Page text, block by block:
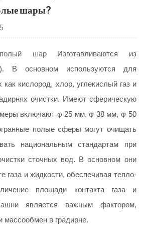
шары?
полый шар
Изготавливаются из
В основном используются для
как кислород, хлор, углекислый газ и
очистки. Имеют сферическую
включают φ 25 мм, φ 38 мм, φ 50
полые сферы могут очищать
национальным стандартам при
сточных вод. В основном они
газа и жидкости, обеспечивая тепло-
площади контакта газа и
является важным фактором,
в градирне.